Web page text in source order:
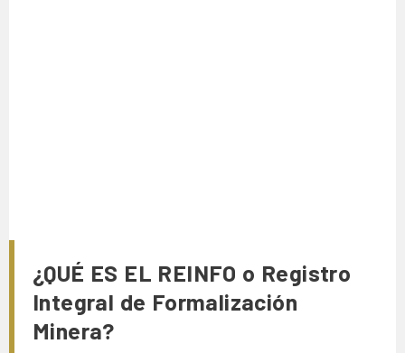
¿QUÉ ES EL REINFO o Registro
Integral de Formalización
Minera?